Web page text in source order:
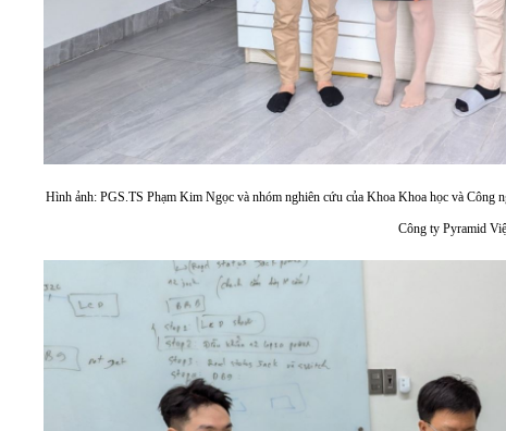
Hình ảnh: PGS.TS Phạm Kim Ngọc và nhóm nghiên cứu của Khoa Khoa học và
Công ty Pyramid